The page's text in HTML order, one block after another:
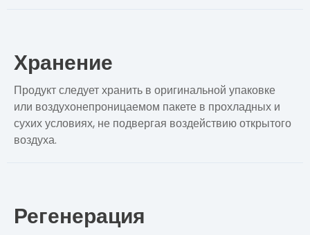
Хранение
Продукт следует хранить в оригинальной упаковке
или воздухонепроницаемом пакете в прохладных и
сухих условиях, не подвергая воздействию открытого
воздуха.
Регенерация